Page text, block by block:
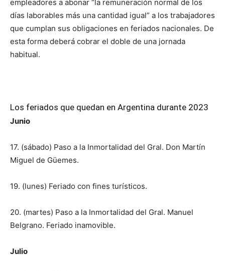
empleadores a abonar “la remuneración normal de los
días laborables más una cantidad igual” a los trabajadores
que cumplan sus obligaciones en feriados nacionales. De
esta forma deberá cobrar el doble de una jornada
habitual.
Los feriados que quedan en Argentina durante 2023
Junio
17. (sábado) Paso a la Inmortalidad del Gral. Don Martín
Miguel de Güemes.
19. (lunes) Feriado con fines turísticos.
20. (martes) Paso a la Inmortalidad del Gral. Manuel
Belgrano. Feriado inamovible.
Julio